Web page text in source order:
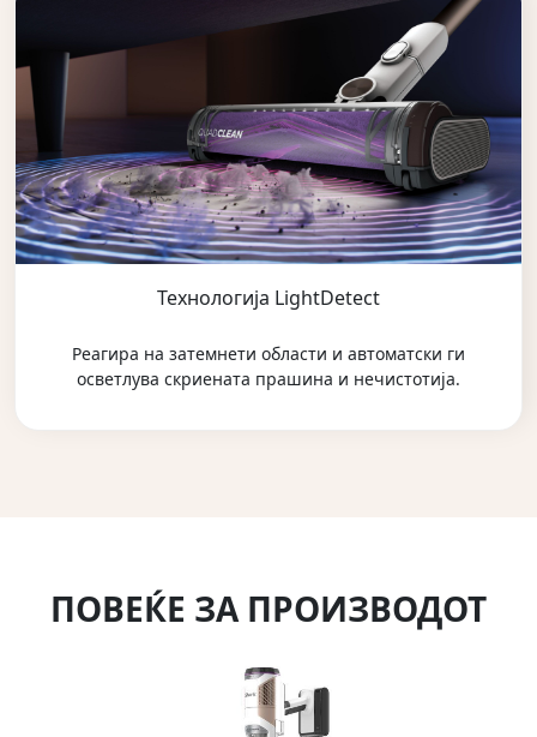
Технологија LightDetect
Реагира на затемнети области и автоматски ги
осветлува скриената прашина и нечистотија.
ПОВЕЌЕ ЗА ПРОИЗВОДОТ